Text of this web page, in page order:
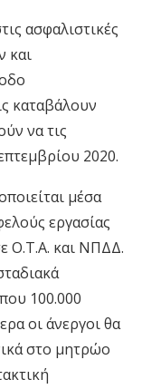
ασφαλιστικές
και
καταβάλουν
να τις
2020.
μέσα
εργασίας
Ο.Τ.Α. και ΝΠΔΔ.
100.000
οι άνεργοι θα
στο μητρώο